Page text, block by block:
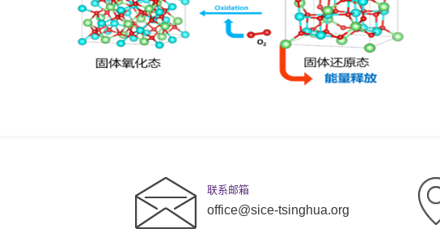
联系邮箱
office@sice-tsinghua.org